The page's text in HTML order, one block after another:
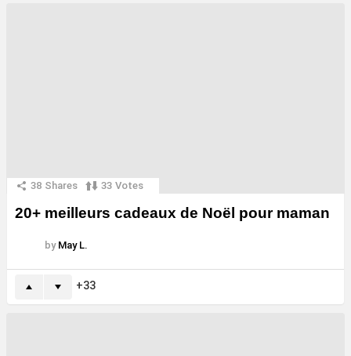
38 Shares 33 Votes
20+ meilleurs cadeaux de Noël pour maman
by May L.
33